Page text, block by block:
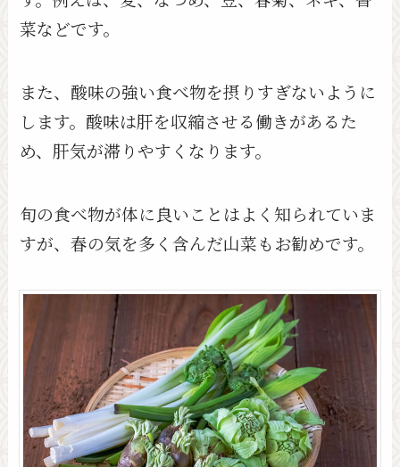
菜などです。
また、酸味の強い食べ物を摂りすぎないように
します。酸味は肝を収縮させる働きがあるた
め、肝気が滞りやすくなります。
旬の食べ物が体に良いことはよく知られていま
すが、春の気を多く含んだ山菜もお勧めです。